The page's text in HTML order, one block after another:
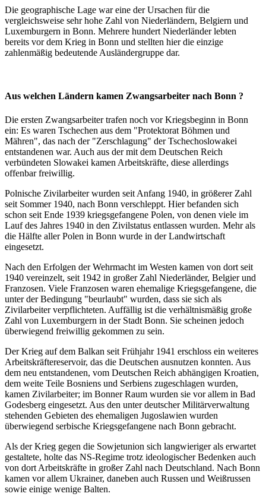
Die geographische Lage war eine der Ursachen für die
vergleichsweise sehr hohe Zahl von Niederländern, Belgiern und
Luxemburgern in Bonn. Mehrere hundert Niederländer lebten
bereits vor dem Krieg in Bonn und stellten hier die einzige
zahlenmäßig bedeutende Ausländergruppe dar.
Aus welchen Ländern kamen Zwangsarbeiter nach Bonn ?
Die ersten Zwangsarbeiter trafen noch vor Kriegsbeginn in Bonn
ein: Es waren Tschechen aus dem "Protektorat Böhmen und
Mähren", das nach der "Zerschlagung" der Tschechoslowakei
entstandenen war. Auch aus der mit dem Deutschen Reich
verbündeten Slowakei kamen Arbeitskräfte, diese allerdings
offenbar freiwillig.
Polnische Zivilarbeiter wurden seit Anfang 1940, in größerer Zahl
seit Sommer 1940, nach Bonn verschleppt. Hier befanden sich
schon seit Ende 1939 kriegsgefangene Polen, von denen viele im
Lauf des Jahres 1940 in den Zivilstatus entlassen wurden. Mehr als
die Hälfte aller Polen in Bonn wurde in der Landwirtschaft
eingesetzt.
Nach den Erfolgen der Wehrmacht im Westen kamen von dort seit
1940 vereinzelt, seit 1942 in großer Zahl Niederländer, Belgier und
Franzosen. Viele Franzosen waren ehemalige Kriegsgefangene, die
unter der Bedingung "beurlaubt" wurden, dass sie sich als
Zivilarbeiter verpflichteten. Auffällig ist die verhältnismäßig große
Zahl von Luxemburgern in der Stadt Bonn. Sie scheinen jedoch
überwiegend freiwillig gekommen zu sein.
Der Krieg auf dem Balkan seit Frühjahr 1941 erschloss ein weiteres
Arbeitskräftereservoir, das die Deutschen ausnutzen konnten. Aus
dem neu entstandenen, vom Deutschen Reich abhängigen Kroatien,
dem weite Teile Bosniens und Serbiens zugeschlagen wurden,
kamen Zivilarbeiter; im Bonner Raum wurden sie vor allem in Bad
Godesberg eingesetzt. Aus den unter deutscher Militärverwaltung
stehenden Gebieten des ehemaligen Jugoslawien wurden
überwiegend serbische Kriegsgefangene nach Bonn gebracht.
Als der Krieg gegen die Sowjetunion sich langwieriger als erwartet
gestaltete, holte das NS-Regime trotz ideologischer Bedenken auch
von dort Arbeitskräfte in großer Zahl nach Deutschland. Nach Bonn
kamen vor allem Ukrainer, daneben auch Russen und Weißrussen
sowie einige wenige Balten.